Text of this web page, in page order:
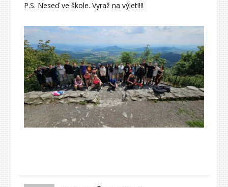
P.S. Neseď ve škole. Vyraž na výlet!!!!